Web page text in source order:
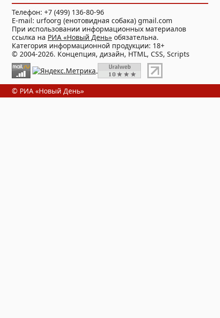
Телефон: +7 (499) 136-80-96
E-mail: urfoorg (енотовидная собака) gmail.com
При использовании информационных материалов
ссылка на РИА «Новый День» обязательна.
Категория информационной продукции: 18+
© 2004-2026. Концепция, дизайн, HTML, CSS, Scripts
© РИА «Новый День»